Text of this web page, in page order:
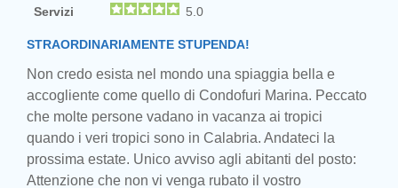
Servizi
5.0
STRAORDINARIAMENTE STUPENDA!
Non credo esista nel mondo una spiaggia bella e
accogliente come quello di Condofuri Marina. Peccato
che molte persone vadano in vacanza ai tropici
quando i veri tropici sono in Calabria. Andateci la
prossima estate. Unico avviso agli abitanti del posto:
Attenzione che non vi venga rubato il vostro